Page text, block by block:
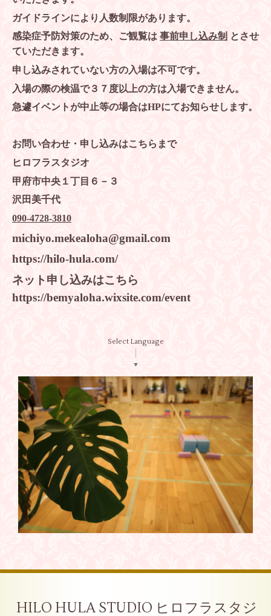
ガイドラインにより人数制限があります。
感染症予防対策のため、ご観覧は 事前申し込み制 とさせ
ていただきます。
申し込みされていない方の入場は不可です。
入場の際の検温で３７度以上の方は入場できません。
急遽イベントが中止等の場合はHPにてお知らせします。
お問い合わせ・申し込みはこちらまで
ヒロフラスタジオ
甲府市中央１丁目６－３
沢田美千代
090‐4728‐3810
michiyo.mekealoha@gmail.com
https://hilo-hula.com/
ネット申し込みはこちら
https://bemyaloha.wixsite.com/event
Select Language
▼
HILO HULA STUDIO ヒロフラスタジ